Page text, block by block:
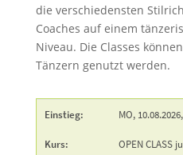
die verschiedensten
Coaches auf einem
Niveau. Die Classes
Tänzern genutzt werden.